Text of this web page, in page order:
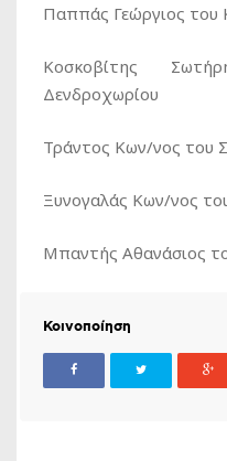
Παππάς Γεώργιος του
Κοσκοβίτης
Δενδροχωρίου
Τράντος Κων/νος του
Ξυνογαλάς Κων/νος
Μπαντής Αθανάσιος
Κοινοποίηση